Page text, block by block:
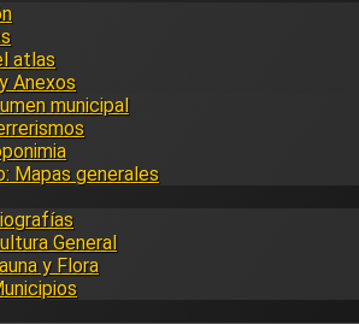
atlas
Anexos
municipal
Mapas generales
General
y Flora